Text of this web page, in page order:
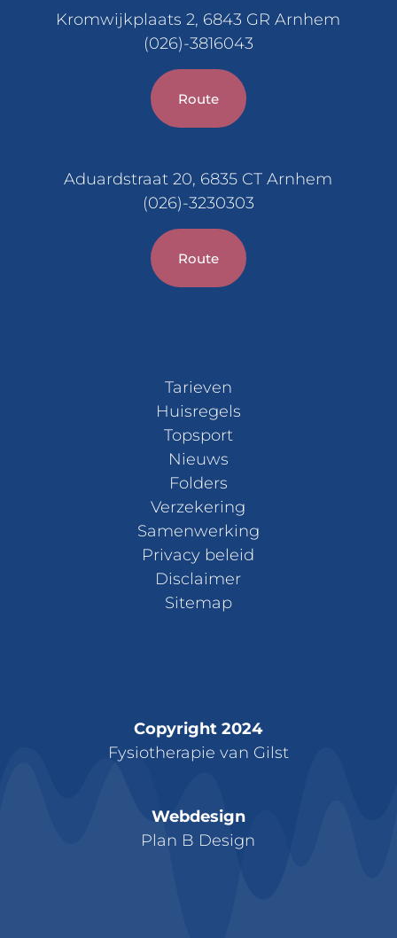
Kromwijkplaats 2, 6843 GR Arnhem
(026)-3816043
Route
Aduardstraat 20, 6835 CT Arnhem
(026)-3230303
Route
Tarieven
Huisregels
Topsport
Nieuws
Folders
Verzekering
Samenwerking
Privacy beleid
Disclaimer
Sitemap
Copyright 2024
Fysiotherapie van Gilst
Webdesign
Plan B Design